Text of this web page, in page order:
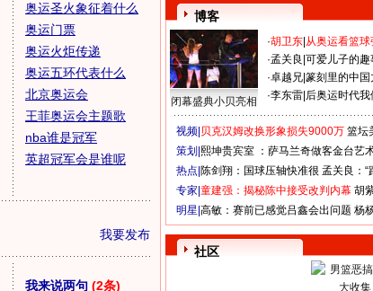
奥运圣火象征着什么
奥运门票
奥运火炬传递
奥运五环代表什么
北京奥运会
王菲奥运会主题歌
nba谁是冠军
英超冠军会是谁呢
我要发布
我来说两句 (2条)
博客
闭幕盛典小贝亮相
·胡卫东 从奥运看篮
·孟关良 可爱儿子的趣
·卓越兄 篆刻里的中国
·李东雷 后奥运时代我
视频| 贝克汉姆改换形象损失9000万 篮坛
策划| 熙坤贵宾室 ：萨马兰奇做客金台艺
热点| 陈剑翔：国球压轴快准很 孟关良：“
专家| 童建强：揭秘陈中接受改判内幕 胡
明星| 高敏：赛前已感觉吕鑫会出问题 杨
社区